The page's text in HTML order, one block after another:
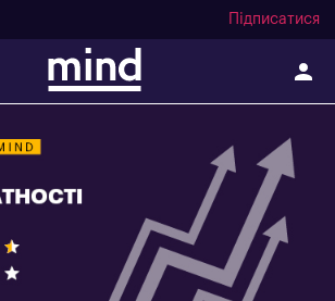
Підписатися